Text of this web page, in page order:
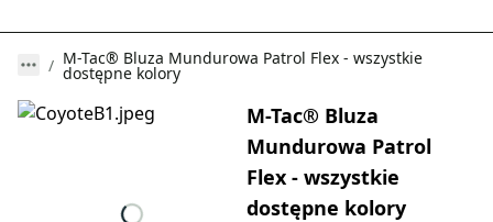
M-Tac® Bluza Mundurowa Patrol Flex - wszystkie
dostępne kolory
M-Tac® Bluza
Mundurowa Patrol
Flex - wszystkie
dostępne kolory